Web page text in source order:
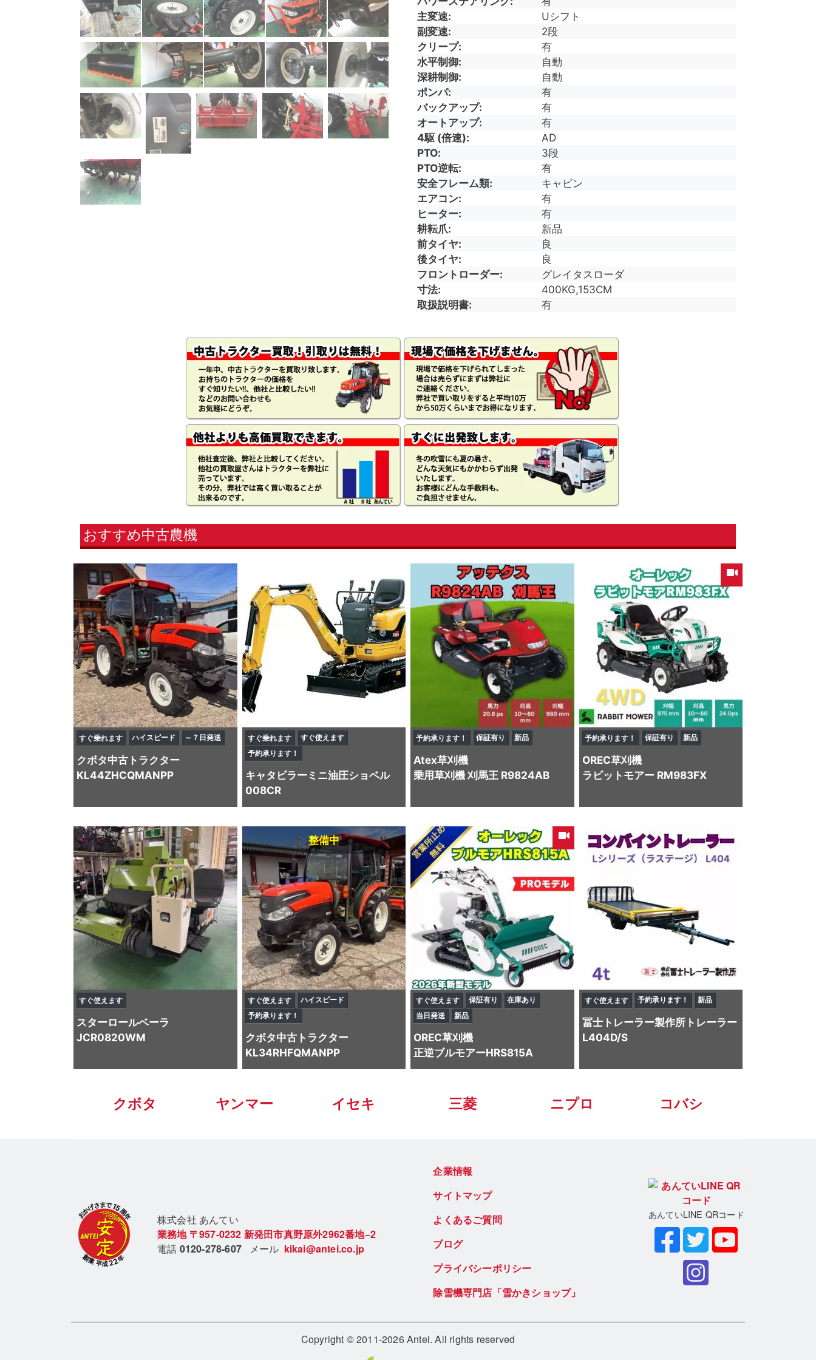
主変速
Uシフト
副変速
2段
クリープ
有
水平制御
自動
深耕制御
自動
ポンパ
有
バックアップ
有
オートアップ
有
4駆 (倍速)
AD
PTO
3段
PTO逆転
有
安全フレーム類
キャビン
エアコン
有
ヒーター
有
耕耘爪
新品
前タイヤ
良
後タイヤ
良
フロントローダー
グレイタスローダ
寸法
400KG,153CM
取扱説明書
有
おすすめ中古農機
すぐ乗れます ハイスピード ～７日発送
クボタ中古トラクター
KL44ZHCQMANPP
すぐ乗れます
すぐ使えます
予約承ります！
キャタビラーミニ油圧ショベル
008CR
予約承ります！ 保証有り 新品
Atex草刈機
乗用草刈機 刈馬王 R9824AB
予約承ります！ 保証有り 新品
OREC草刈機
ラビットモアー RM983FX
すぐ使えます
スターロールベーラ
JCR0820WM
整備中
すぐ使えます
ハイスピード
予約承ります！
クボタ中古トラクター
KL34RHFQMANPP
すぐ使えます 保証有り
在庫あり
当日発送
新品
OREC草刈機
正逆ブルモアーHRS815A
すぐ使えます 予約承ります！ 新品
冨士トレーラー製作所トレーラー
L404D/S
クボタ ヤンマー イセキ 三菱 ニプロ コバシ
株式会社 あんてい
業務地 〒957-0232 新発田市真野原外2962番地−2
電話 0120-278-607 メール kikai@antei.co.jp
企業情報
サイトマップ
よくあるご質問
ブログ
プライバシーポリシー
除雪機専門店「雪かきショップ」
あんていLINE QRコード
Copyright © 2011-2026 Antei. All rights reserved